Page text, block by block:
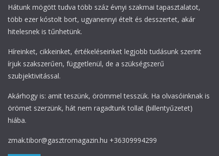
Hátunk mögött tudva több száz évnyi szakmai tapasztalatot,
több ezer kóstolt bort, ugyanennyi ételt és desszertet, akár
hitelesnek is tűnhetünk.
Híreinket, cikkeinket, értékeléseinket legjobb tudásunk szerint
írjuk szakszerűen, függetlenül, de a szükségszerű
szubjektivitással.
Akárhogy is: amit teszünk, örömmel tesszük. Ha olvasóinknak is
örömet szerzünk, hát nem ragadtunk tollat (billentyűzetet)
hiába.
zmak.tibor@gasztromagazin.hu +36309994299